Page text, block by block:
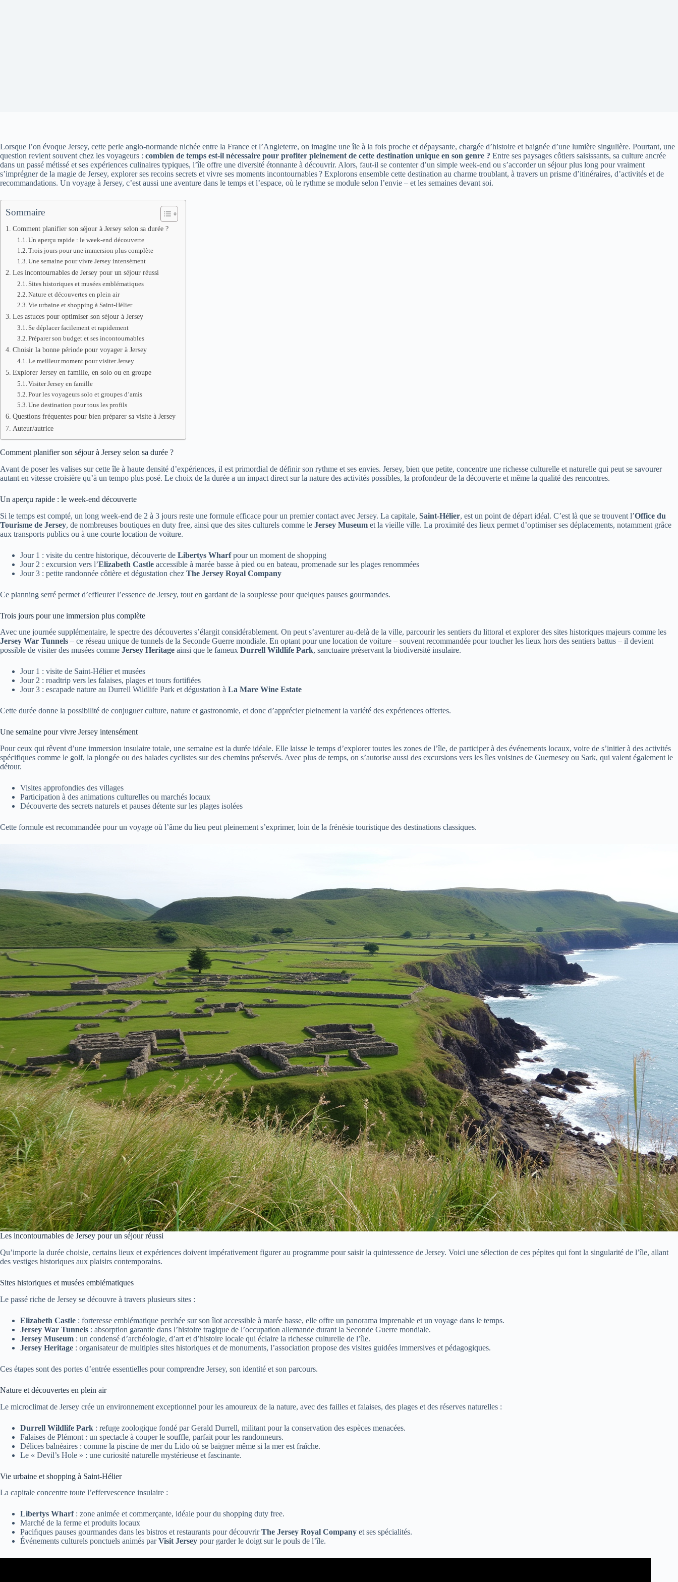
Lorsque l’on évoque Jersey, cette perle anglo-normande nichée entre la France et l’Angleterre, on imagine une île à la fois proche et dépaysante, chargée d’histoire et baignée d’une lumière singulière. Pourtant, une
question revient souvent chez les voyageurs : combien de temps est-il nécessaire pour profiter pleinement de cette destination unique en son genre ? Entre ses paysages côtiers saisissants, sa culture ancrée
dans un passé métissé et ses expériences culinaires typiques, l’île offre une diversité étonnante à découvrir. Alors, faut-il se contenter d’un simple week-end ou s’accorder un séjour plus long pour vraiment
s’imprégner de la magie de Jersey, explorer ses recoins secrets et vivre ses moments incontournables ? Explorons ensemble cette destination au charme troublant, à travers un prisme d’itinéraires, d’activités et de
recommandations. Un voyage à Jersey, c’est aussi une aventure dans le temps et l’espace, où le rythme se module selon l’envie – et les semaines devant soi.
Sommaire
Comment planifier son séjour à Jersey selon sa durée ?
Un aperçu rapide : le week-end découverte
Trois jours pour une immersion plus complète
Une semaine pour vivre Jersey intensément
Les incontournables de Jersey pour un séjour réussi
Sites historiques et musées emblématiques
Nature et découvertes en plein air
Vie urbaine et shopping à Saint-Hélier
Les astuces pour optimiser son séjour à Jersey
Se déplacer facilement et rapidement
Préparer son budget et ses incontournables
Choisir la bonne période pour voyager à Jersey
Le meilleur moment pour visiter Jersey
Explorer Jersey en famille, en solo ou en groupe
Visiter Jersey en famille
Pour les voyageurs solo et groupes d’amis
Une destination pour tous les profils
Questions fréquentes pour bien préparer sa visite à Jersey
Auteur/autrice
Comment planifier son séjour à Jersey selon sa durée ?
Avant de poser les valises sur cette île à haute densité d’expériences, il est primordial de définir son rythme et ses envies. Jersey, bien que petite, concentre une richesse culturelle et naturelle qui peut se savourer
autant en vitesse croisière qu’à un tempo plus posé. Le choix de la durée a un impact direct sur la nature des activités possibles, la profondeur de la découverte et même la qualité des rencontres.
Un aperçu rapide : le week-end découverte
Si le temps est compté, un long week-end de 2 à 3 jours reste une formule efficace pour un premier contact avec Jersey. La capitale, Saint-Hélier, est un point de départ idéal. C’est là que se trouvent l’Office du
Tourisme de Jersey, de nombreuses boutiques en duty free, ainsi que des sites culturels comme le Jersey Museum et la vieille ville. La proximité des lieux permet d’optimiser ses déplacements, notamment grâce
aux transports publics ou à une courte location de voiture.
Jour 1 : visite du centre historique, découverte de Libertys Wharfpour un moment de shopping
Jour 2 : excursion vers l’Elizabeth Castle accessible à marée basse à pied ou en bateau, promenade sur les plages renommées
Jour 3 : petite randonnée côtière et dégustation chez The Jersey Royal Company
Ce planning serré permet d’effleurer l’essence de Jersey, tout en gardant de la souplesse pour quelques pauses gourmandes.
Trois jours pour une immersion plus complète
Avec une journée supplémentaire, le spectre des découvertes s’élargit considérablement. On peut s’aventurer au-delà de la ville, parcourir les sentiers du littoral et explorer des sites historiques majeurs comme les
Jersey War Tunnels – ce réseau unique de tunnels de la Seconde Guerre mondiale. En optant pour une location de voiture – souvent recommandée pour toucher les lieux hors des sentiers battus – il devient
possible de visiter des musées comme Jersey Heritage ainsi que le fameux Durrell Wildlife Park, sanctuaire préservant la biodiversité insulaire.
Jour 1 : visite de Saint-Hélier et musées
Jour 2 : roadtrip vers les falaises, plages et tours fortifiées
Jour 3 : escapade nature au Durrell Wildlife Park et dégustation à La Mare Wine Estate
Cette durée donne la possibilité de conjuguer culture, nature et gastronomie, et donc d’apprécier pleinement la variété des expériences offertes.
Une semaine pour vivre Jersey intensément
Pour ceux qui rêvent d’une immersion insulaire totale, une semaine est la durée idéale. Elle laisse le temps d’explorer toutes les zones de l’île, de participer à des événements locaux, voire de s’initier à des activités
spécifiques comme le golf, la plongée ou des balades cyclistes sur des chemins préservés. Avec plus de temps, on s’autorise aussi des excursions vers les îles voisines de Guernesey ou Sark, qui valent également le
détour.
Visites approfondies des villages
Participation à des animations culturelles ou marchés locaux
Découverte des secrets naturels et pauses détente sur les plages isolées
Cette formule est recommandée pour un voyage où l’âme du lieu peut pleinement s’exprimer, loin de la frénésie touristique des destinations classiques.
Les incontournables de Jersey pour un séjour réussi
Qu’importe la durée choisie, certains lieux et expériences doivent impérativement figurer au programme pour saisir la quintessence de Jersey. Voici une sélection de ces pépites qui font la singularité de l’île, allant
des vestiges historiques aux plaisirs contemporains.
Sites historiques et musées emblématiques
Le passé riche de Jersey se découvre à travers plusieurs sites :
Elizabeth Castle : forteresse emblématique perchée sur son îlot accessible à marée basse, elle offre un panorama imprenable et un voyage dans le temps.
Jersey War Tunnels : absorption garantie dans l’histoire tragique de l’occupation allemande durant la Seconde Guerre mondiale.
Jersey Museum : un condensé d’archéologie, d’art et d’histoire locale qui éclaire la richesse culturelle de l’île.
Jersey Heritage : organisateur de multiples sites historiques et de monuments, l’association propose des visites guidées immersives et pédagogiques.
Ces étapes sont des portes d’entrée essentielles pour comprendre Jersey, son identité et son parcours.
Nature et découvertes en plein air
Le microclimat de Jersey crée un environnement exceptionnel pour les amoureux de la nature, avec des failles et falaises, des plages et des réserves naturelles :
Durrell Wildlife Park : refuge zoologique fondé par Gerald Durrell, militant pour la conservation des espèces menacées.
Falaises de Plémont : un spectacle à couper le souffle, parfait pour les randonneurs.
Délices balnéaires : comme la piscine de mer du Lido où se baigner même si la mer est fraîche.
Le « Devil’s Hole » : une curiosité naturelle mystérieuse et fascinante.
Vie urbaine et shopping à Saint-Hélier
La capitale concentre toute l’effervescence insulaire :
Libertys Wharf: zone animée et commerçante, idéale pour du shopping duty free.
Marché de la ferme et produits locaux
Paciﬁques pauses gourmandes dans les bistros et restaurants pour découvrirThe Jersey Royal Company et ses spécialités.
Événements culturels ponctuels animés parVisit Jersey pour garder le doigt sur le pouls de l’île.